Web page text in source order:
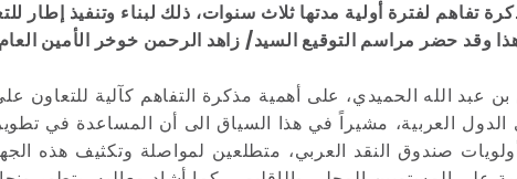
لفترة أولية مدتها ثلاث سنوات، ذلك لبناء وتنفيذ إطار
وقد حضر مراسم التوقيع السيد/ زاهد الرحمن خوخر الأمين
عبد الله الحميدي، على أهمية مذكرة التفاهم كآلية للتعاون
العربية، مشيراً في هذا السياق الى أن المساعدة في
صندوق النقد العربي، متطلعين لمواصلة وتكثيف هذه